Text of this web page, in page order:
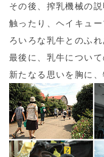
その後、搾乳機械の
触ったり、ヘイキュ
ろいろな乳牛とのふ
最後に、乳牛につい
新たなる思いを胸に